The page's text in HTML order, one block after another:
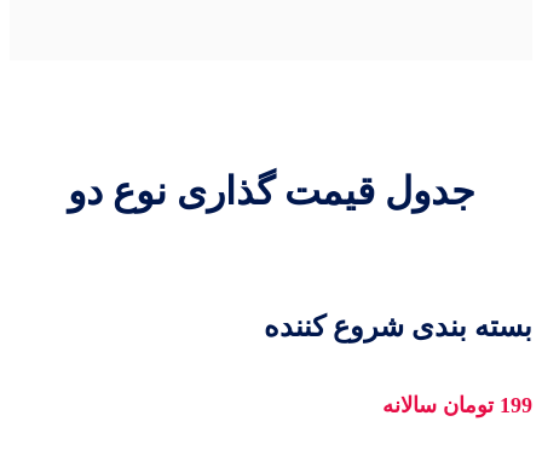
جدول قیمت گذاری نوع دو
بسته بندی شروع کننده
199 تومان سالانه